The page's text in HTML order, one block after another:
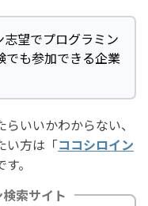
望でプログラミン
でも参加できる企業
いいかわからない、
い方は「ココシロイン
。
索サイト